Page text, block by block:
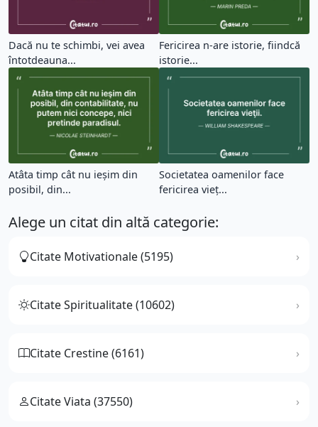
Dacă nu te schimbi, vei avea
întotdeauna...
Fericirea n-are istorie, fiindcă
istorie...
Atâta timp cât nu ieşim din
posibil, din...
Societatea oamenilor face
fericirea vieţ...
Alege un citat din altă categorie:
Citate Motivationale (5195)
Citate Spiritualitate (10602)
Citate Crestine (6161)
Citate Viata (37550)